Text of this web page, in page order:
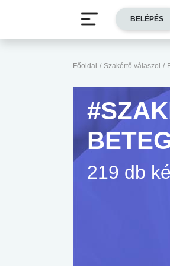
Főoldal / Szakértő válaszol /
219 db
BELÉPÉS